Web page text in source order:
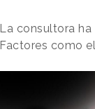
La consultora
Factores como